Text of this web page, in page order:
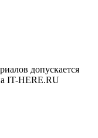
допускается
IT-HERE.RU